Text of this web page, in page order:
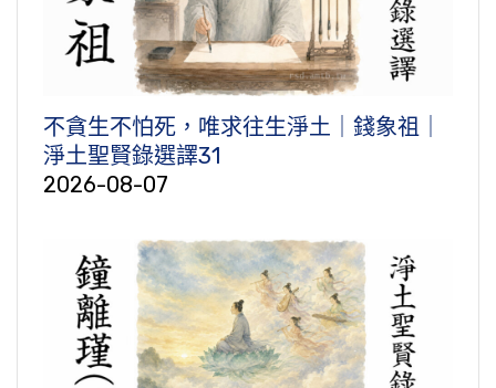
不貪生不怕死，唯求往生淨土｜錢象祖｜
淨土聖賢錄選譯31
2026-08-07